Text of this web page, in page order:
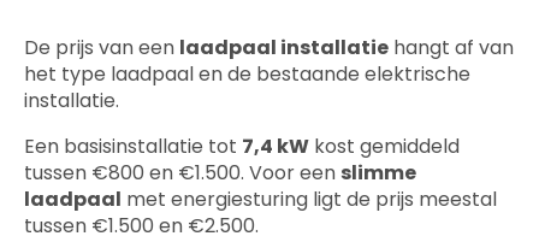
De prijs van een laadpaal installatie hangt af van
het type laadpaal en de bestaande elektrische
installatie.
Een basisinstallatie tot 7,4 kW kost gemiddeld
tussen €800 en €1.500. Voor een slimme
laadpaal met energiesturing ligt de prijs meestal
tussen €1.500 en €2.500.